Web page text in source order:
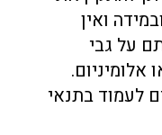
ואין
על גבי
אלומיניום.
לעמוד בתנאי
חזקות.